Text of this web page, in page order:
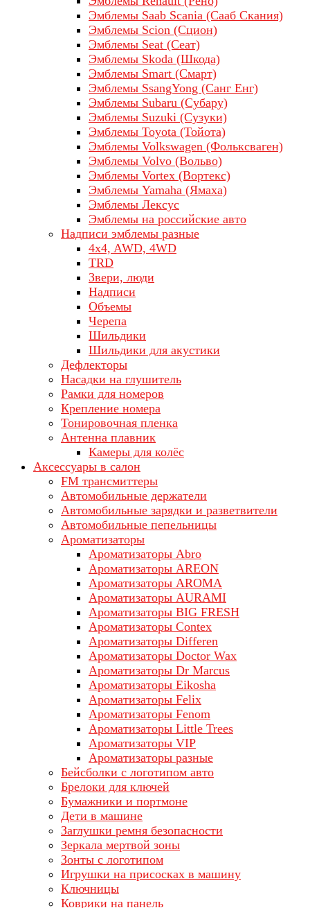
Эмблемы Saab Scania (Сааб Скания)
Эмблемы Scion (Сцион)
Эмблемы Seat (Сеат)
Эмблемы Skoda (Шкода)
Эмблемы Smart (Смарт)
Эмблемы SsangYong (Санг Енг)
Эмблемы Subaru (Субару)
Эмблемы Suzuki (Сузуки)
Эмблемы Toyota (Тойота)
Эмблемы Volkswagen (Фольксваген)
Эмблемы Volvo (Вольво)
Эмблемы Vortex (Вортекс)
Эмблемы Yamaha (Ямаха)
Эмблемы Лексус
Эмблемы на российские авто
Надписи эмблемы разные
4x4, AWD, 4WD
TRD
Звери, люди
Надписи
Объемы
Черепа
Шильдики
Шильдики для акустики
Дефлекторы
Насадки на глушитель
Рамки для номеров
Крепление номера
Тонировочная пленка
Антенна плавник
Камеры для колёс
Аксессуары в салон
FM трансмиттеры
Автомобильные держатели
Автомобильные зарядки и разветвители
Автомобильные пепельницы
Ароматизаторы
Ароматизаторы Abro
Ароматизаторы AREON
Ароматизаторы AROMA
Ароматизаторы AURAMI
Ароматизаторы BIG FRESH
Ароматизаторы Contex
Ароматизаторы Differen
Ароматизаторы Doctor Wax
Ароматизаторы Dr Marcus
Ароматизаторы Eikosha
Ароматизаторы Felix
Ароматизаторы Fenom
Ароматизаторы Little Trees
Ароматизаторы VIP
Ароматизаторы разные
Бейсболки с логотипом авто
Брелоки для ключей
Бумажники и портмоне
Дети в машине
Заглушки ремня безопасности
Зеркала мертвой зоны
Зонты с логотипом
Игрушки на присосках в машину
Ключницы
Коврики на панель